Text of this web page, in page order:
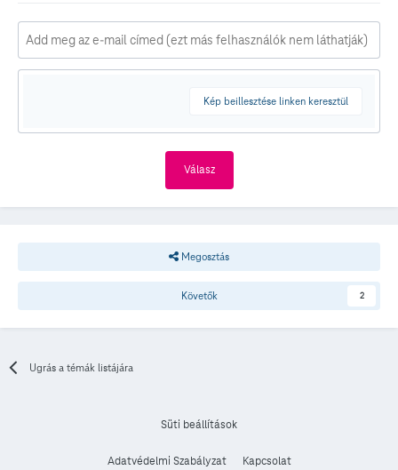
Kép beillesztése linken keresztül
Válasz
Megosztás
Követők 2
Ugrás a témák listájára
Süti beállítások
Adatvédelmi Szabályzat Kapcsolat